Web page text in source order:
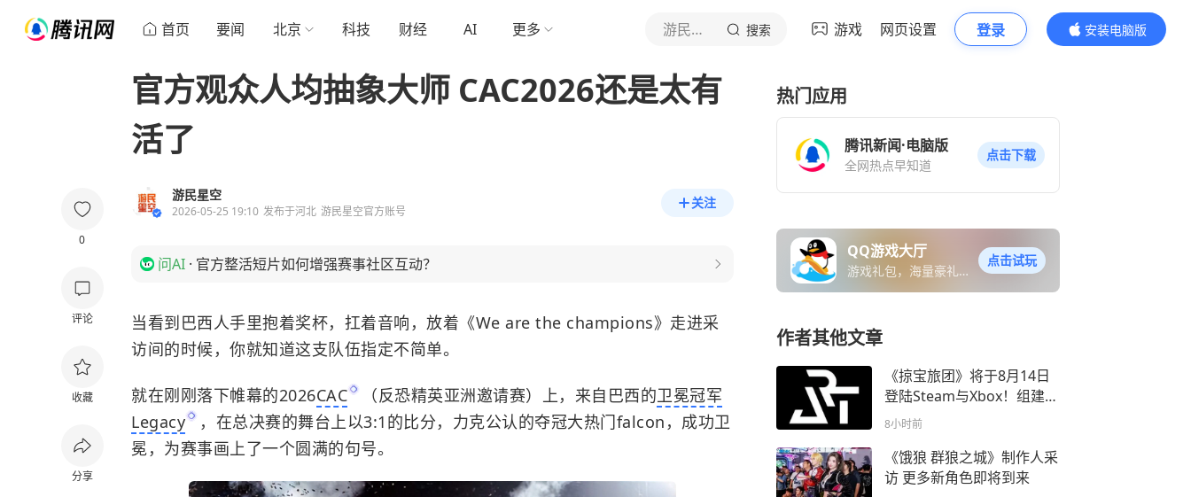
首页 要闻 北京 科技 财经 AI 更多 游民星空 搜索 游戏 网页设置 登录
安装电脑版
内容更精彩
0
评论
收藏
分享
官方观众人均抽象大师 CAC2026还是太有
活了
游民星空
2026-05-25 19:10 发布于河北 游民星空官方账号
关注
问AI · 官方整活短片如何增强赛事社区互动？
当看到巴西人手里抱着奖杯，扛着音响，放着《We are the champions》走进采
访间的时候，你就知道这支队伍指定不简单。
就在刚刚落下帷幕的2026CAC （反恐精英亚洲邀请赛）上，来自巴西的卫冕冠军
Legacy
，在总决赛的舞台上以3:1的比分，力克公认的夺冠大热门falcon，成功卫
冕，为赛事画上了一个圆满的句号。
热门应用
腾讯新闻·电脑版
全网热点早知道
点击下载
QQ游戏大厅
游戏礼包，海量豪礼免
点击试玩
作者其他文章
《掠宝旅团》将于8月14日
登陆Steam与Xbox！组建你
的队伍，夺取战利品，并努
8小时前
《饿狼 群狼之城》制作人采
访 更多新角色即将到来